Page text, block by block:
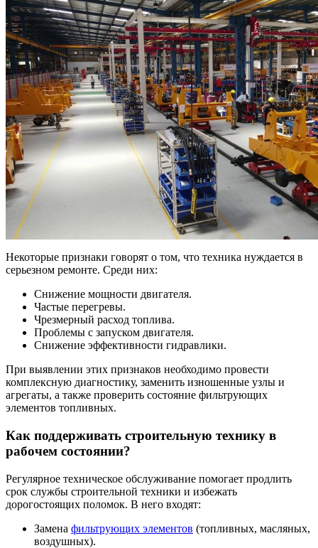
Некоторые признаки говорят о том, что техника нуждается в
серьезном ремонте. Среди них:
Снижение мощности двигателя.
Частые перегревы.
Чрезмерный расход топлива.
Проблемы с запуском двигателя.
Снижение эффективности гидравлики.
При выявлении этих признаков необходимо провести
комплексную диагностику, заменить изношенные узлы и
агрегаты, а также проверить состояние фильтрующих
элементов топливных.
Как поддерживать строительную технику в
рабочем состоянии?
Регулярное техническое обслуживание помогает продлить
срок службы строительной техники и избежать
дорогостоящих поломок. В него входят:
Замена фильтрующих элементов (топливных, масляных,
воздушных).